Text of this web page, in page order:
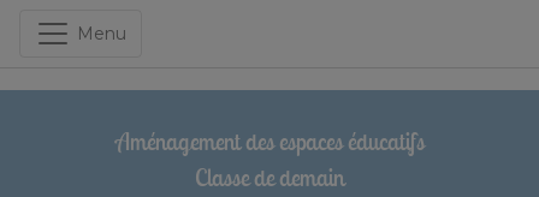
Menu
Aménagement des espaces éducatifs
Classe de demain